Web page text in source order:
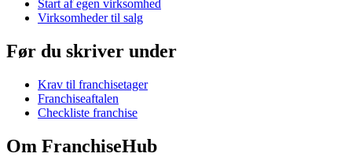
Start af egen virksomhed
Virksomheder til salg
Før du skriver under
Krav til franchisetager
Franchiseaftalen
Checkliste franchise
Om FranchiseHub